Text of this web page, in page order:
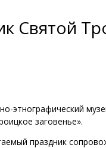
Святой
этнографический
заговенье».
праздник